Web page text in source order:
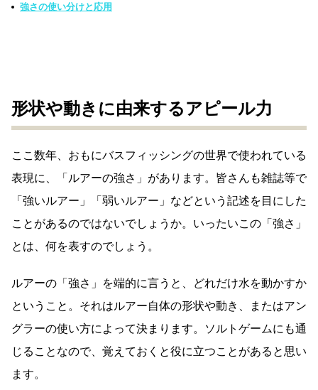
強さの使い分けと応用
形状や動きに由来するアピール力
ここ数年、おもにバスフィッシングの世界で使われている
表現に、「ルアーの強さ」があります。皆さんも雑誌等で
「強いルアー」「弱いルアー」などという記述を目にした
ことがあるのではないでしょうか。いったいこの「強さ」
とは、何を表すのでしょう。
ルアーの「強さ」を端的に言うと、どれだけ水を動かすか
ということ。それはルアー自体の形状や動き、またはアン
グラーの使い方によって決まります。ソルトゲームにも通
じることなので、覚えておくと役に立つことがあると思い
ます。